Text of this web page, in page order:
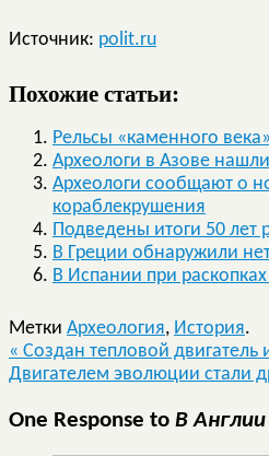
Источник: polit.ru
Похожие статьи:
Рельсы «каменного века»
Археологи в Азове
Археологи сообщают о
кораблекрушения
Подведены итоги 50 лет
В Греции обнаружили
В Испании при
Метки Археология, История.
« Создан тепловой двигатель
Двигателем эволюции стали
One Response to В